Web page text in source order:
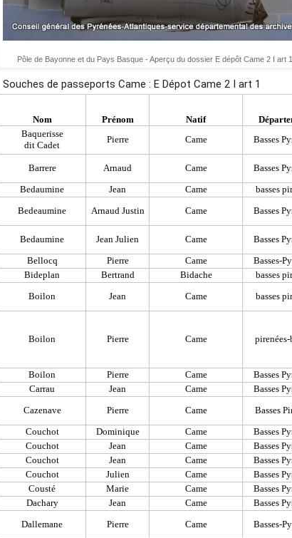
Pôle de Bayonne et du Pays Basque - Aperçu du dossier E dépôt Came 2 I art 1